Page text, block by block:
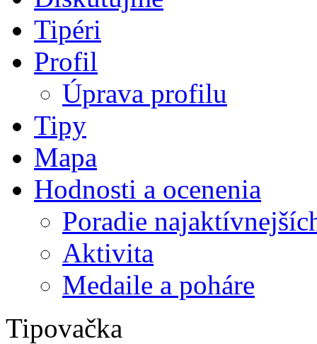
Tipéri
Profil
Úprava profilu
Tipy
Mapa
Hodnosti a ocenenia
Poradie
Aktivita
Medaile a poháre
Tipovačka